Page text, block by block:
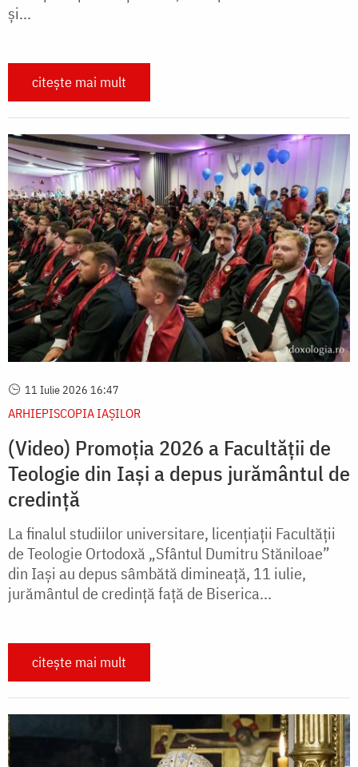
și...
citește mai mult
11 Iulie 2026 16:47
ARHIEPISCOPIA IAŞILOR
(Video) Promoția 2026 a Facultății de
Teologie din Iași a depus jurământul de
credință
La finalul studiilor universitare, licențiații Facultății
de Teologie Ortodoxă „Sfântul Dumitru Stăniloae”
din Iași au depus sâmbătă dimineață, 11 iulie,
jurământul de credință față de Biserica...
citește mai mult